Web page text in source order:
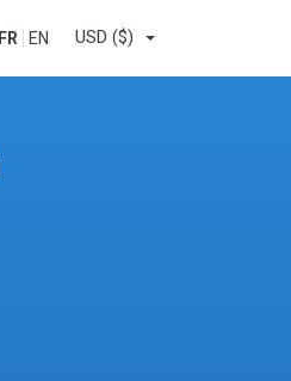
FR EN USD ($)